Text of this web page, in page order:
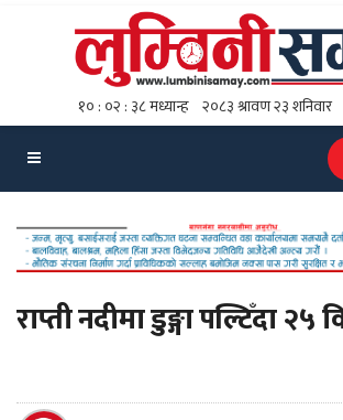
राप्ती नदीमा डुङ्गा पल्टिँदा २५